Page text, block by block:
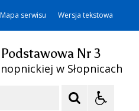
Mapa serwisu Wersja tekstowa
Podstawowa Nr 3
w Słopnicach